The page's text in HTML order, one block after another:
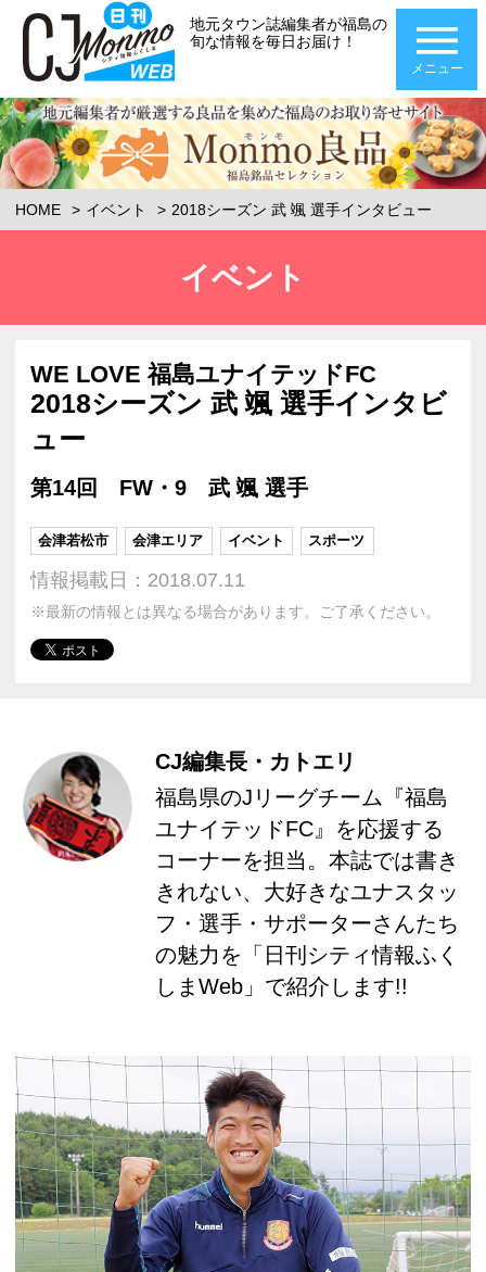
地元タウン誌編集者が福島の
旬な情報を毎日お届け！
メニュー
HOME イベント 2018シーズン 武 颯 選手インタビュー
イベント
WE LOVE 福島ユナイテッドFC
2018シーズン 武 颯 選手インタビ
ュー
第14回 FW・9 武 颯 選手
会津若松市 会津エリア イベント スポーツ
情報掲載日：2018.07.11
※最新の情報とは異なる場合があります。ご了承ください。
CJ編集長・カトエリ
福島県のJリーグチーム『福島
ユナイテッドFC』を応援する
コーナーを担当。本誌では書き
きれない、大好きなユナスタッ
フ・選手・サポーターさんたち
の魅力を「日刊シティ情報ふく
しまWeb」で紹介します!!